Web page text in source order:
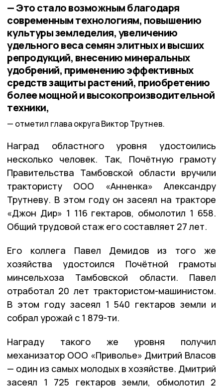
— Это стало возможным благодаря
современным технологиям, повышению
культуры земледелия, увеличению
удельного веса семян элитных и высших
репродукций, внесению минеральных
удобрений, применению эффективных
средств защиты растений, приобретению
более мощной и высокопроизводительной
техники,
отметил глава округа Виктор Трутнев.
Наград областного уровня удостоились
несколько человек. Так, Почётную грамоту
Правительства Тамбовской области вручили
трактористу ООО «Анненка» Александру
Трутневу. В этом году он засеял на тракторе
«Джон Дир» 1 116 гектаров, обмолотил 1 658.
Общий трудовой стаж его составляет 27 лет.
Его коллега Павел Демидов из того же
хозяйства удостоился Почётной грамоты
минсельхоза Тамбовской области. Павел
отработал 20 лет трактористом-машинистом.
В этом году засеял 1 540 гектаров земли и
собрал урожай с 1 879-ти.
Награду такого же уровня получил
механизатор ООО «Приволье» Дмитрий Власов
— один из самых молодых в хозяйстве. Дмитрий
засеял 1 725 гектаров земли, обмолотил 2